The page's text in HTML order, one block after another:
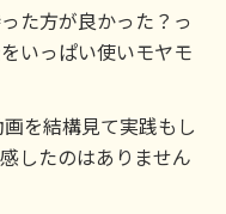
た方が良かった？っ
いっぱい使いモヤモ
を結構見て実践もし
したのはありません